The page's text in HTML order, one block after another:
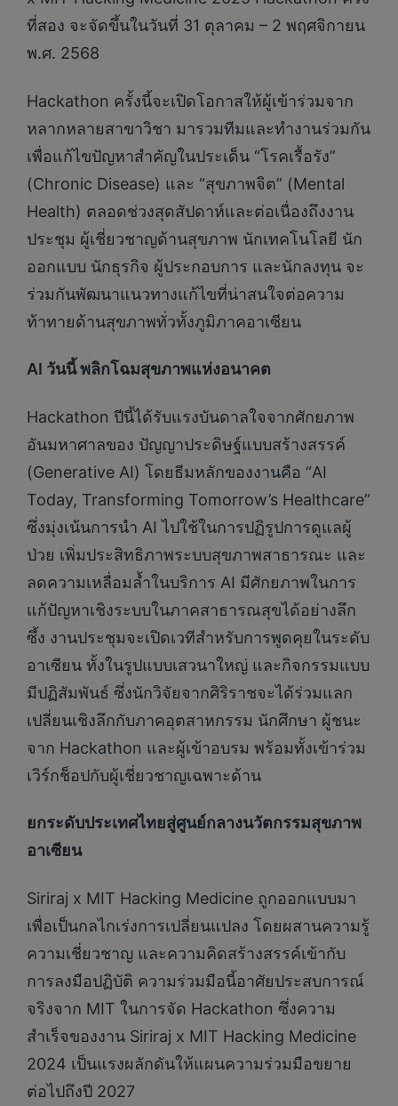
ที่สอง จะจัดขึ้นในวันที่ 31 ตุลาคม – 2 พฤศจิกายน
พ.ศ. 2568
Hackathon ครั้งนี้จะเปิดโอกาสให้ผู้เข้าร่วมจาก
หลากหลายสาขาวิชา มารวมทีมและทำงานร่วมกัน
เพื่อแก้ไขปัญหาสำคัญในประเด็น “โรคเรื้อรัง”
(Chronic Disease) และ “สุขภาพจิต” (Mental
Health) ตลอดช่วงสุดสัปดาห์และต่อเนื่องถึงงาน
ประชุม ผู้เชี่ยวชาญด้านสุขภาพ นักเทคโนโลยี นัก
ออกแบบ นักธุรกิจ ผู้ประกอบการ และนักลงทุน จะ
ร่วมกันพัฒนาแนวทางแก้ไขที่น่าสนใจต่อความ
ท้าทายด้านสุขภาพทั่วทั้งภูมิภาคอาเซียน
AI วันนี้ พลิกโฉมสุขภาพแห่งอนาคต
Hackathon ปีนี้ได้รับแรงบันดาลใจจากศักยภาพ
อันมหาศาลของ ปัญญาประดิษฐ์แบบสร้างสรรค์
(Generative AI) โดยธีมหลักของงานคือ “AI
Today, Transforming Tomorrow’s Healthcare”
ซึ่งมุ่งเน้นการนำ AI ไปใช้ในการปฏิรูปการดูแลผู้
ป่วย เพิ่มประสิทธิภาพระบบสุขภาพสาธารณะ และ
ลดความเหลื่อมล้ำในบริการ AI มีศักยภาพในการ
แก้ปัญหาเชิงระบบในภาคสาธารณสุขได้อย่างลึก
ซึ้ง งานประชุมจะเปิดเวทีสำหรับการพูดคุยในระดับ
อาเซียน ทั้งในรูปแบบเสวนาใหญ่ และกิจกรรมแบบ
มีปฏิสัมพันธ์ ซึ่งนักวิจัยจากศิริราชจะได้ร่วมแลก
เปลี่ยนเชิงลึกกับภาคอุตสาหกรรม นักศึกษา ผู้ชนะ
จาก Hackathon และผู้เข้าอบรม พร้อมทั้งเข้าร่วม
เวิร์กช็อปกับผู้เชี่ยวชาญเฉพาะด้าน
ยกระดับประเทศไทยสู่ศูนย์กลางนวัตกรรมสุขภาพ
อาเซียน
Siriraj x MIT Hacking Medicine ถูกออกแบบมา
เพื่อเป็นกลไกเร่งการเปลี่ยนแปลง โดยผสานความรู้
ความเชี่ยวชาญ และความคิดสร้างสรรค์เข้ากับ
การลงมือปฏิบัติ ความร่วมมือนี้อาศัยประสบการณ์
จริงจาก MIT ในการจัด Hackathon ซึ่งความ
สำเร็จของงาน Siriraj x MIT Hacking Medicine
2024 เป็นแรงผลักดันให้แผนความร่วมมือขยาย
ต่อไปถึงปี 2027